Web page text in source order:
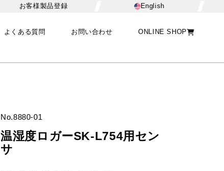
お客様製品登録 English
よくある質問 お問い合わせ ONLINE SHOP
No.8880-01
温湿度ロガーSK-L754用セン
サ